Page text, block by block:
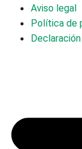
Aviso legal
Política de